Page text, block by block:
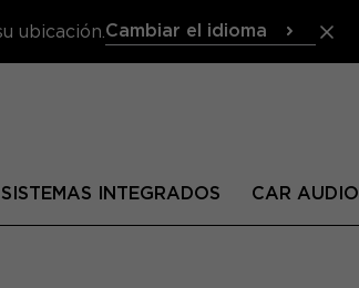
ubicación. Cambiar el idioma
SISTEMAS INTEGRADOS CAR AUDIO